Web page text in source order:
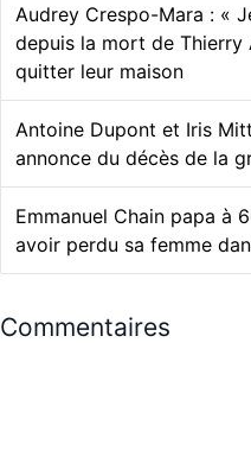
Audrey Crespo-Mara : «
depuis la mort de Thierry
quitter leur maison
Antoine Dupont et Iris
annonce du décès de la
Emmanuel Chain papa à
avoir perdu sa femme
Commentaires